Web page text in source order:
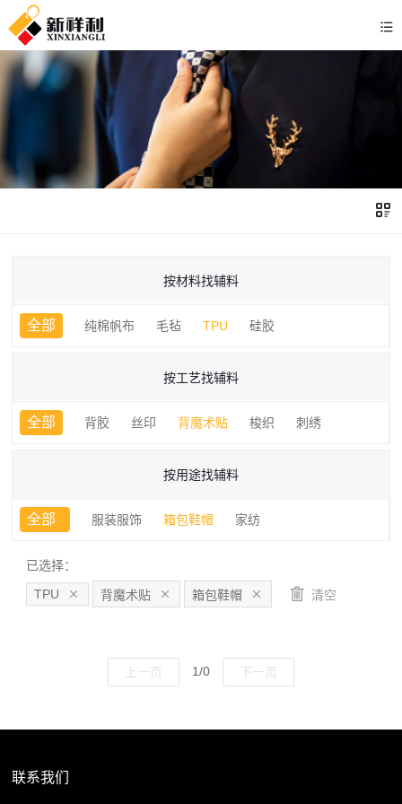
按材料找辅料
全部 纯棉帆布 毛毡 TPU 硅胶
按工艺找辅料
全部 背胶 丝印 背魔术贴 梭织 刺绣
按用途找辅料
全部 服装服饰 箱包鞋帽 家纺
已选择：
TPU
背魔术贴 箱包鞋帽 清空
1/0
联系我们